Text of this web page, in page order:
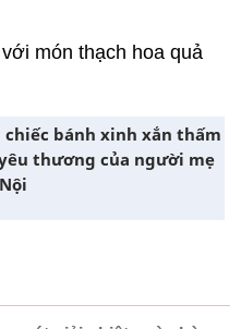
món thạch hoa quả
chiếc bánh xinh xắn thấm
thương của người mẹ